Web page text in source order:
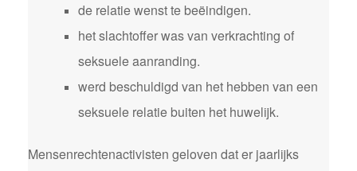
de relatie wenst te beëindigen.
het slachtoffer was van verkrachting of
seksuele aanranding.
werd beschuldigd van het hebben van een
seksuele relatie buiten het huwelijk.
Mensenrechtenactivisten geloven dat er jaarlijks